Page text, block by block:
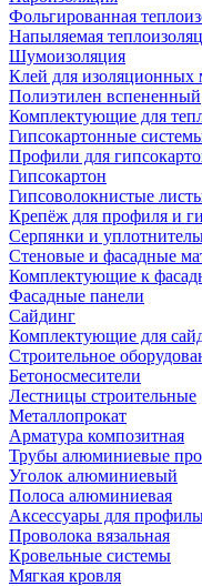
Фольгированная
Напыляемая
Шумоизоляция
Клей для изоляционных
Полиэтилен вспененный
Комплектующие для
Гипсокартонные
Профили для
Гипсокартон
Гипсоволокнистые
Крепёж для профиля и
Серпянки и
Стеновые и фасадные
Комплектующие к
Фасадные панели
Сайдинг
Комплектующие для
Строительное
Бетоносмесители
Лестницы строительные
Металлопрокат
Арматура композитная
Трубы алюминиевые
Уголок алюминиевый
Полоса алюминиевая
Аксессуары для
Проволока вязальная
Кровельные системы
Мягкая кровля